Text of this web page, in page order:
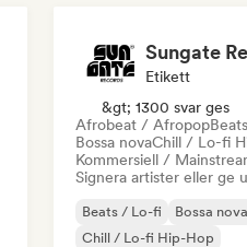
Sungate
Etikett
&gt; 1300 svar ges
Afrobeat / Afropop
Bossa novaChill / Lo-fi
Kommersiell /
Signera artister eller ge
Beats / Lo-fi
Bossa nova
Chill / Lo-fi Hip-Hop